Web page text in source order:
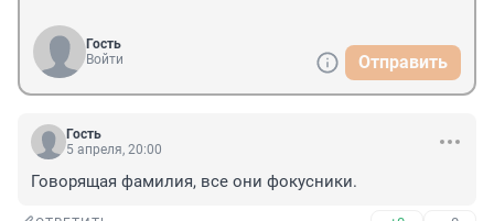
Гость
Войти
Отправить
Гость
5 апреля, 20:00
Говорящая фамилия, все они фокусники.